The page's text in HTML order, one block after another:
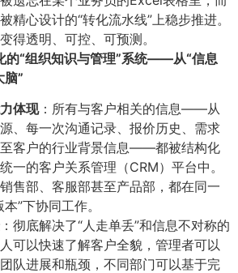
精心设计的“转化流水线”上稳步推进。
得透明、可控、可预测。
的“组织知识与管理”系统——从“信息
脑”
体现：所有与客户相关的信息——从
、每一次沟通记录、报价历史、需求
客户的行业背景信息——都被结构化
一的客户关系管理（CRM）平台中。
售部、客服部甚至产品部，都在同一
”下协同工作。
：彻底解决了“人走单丢”和信息不对称的
可以快速了解客户全貌，管理者可以
队进展和瓶颈，不同部门可以基于完